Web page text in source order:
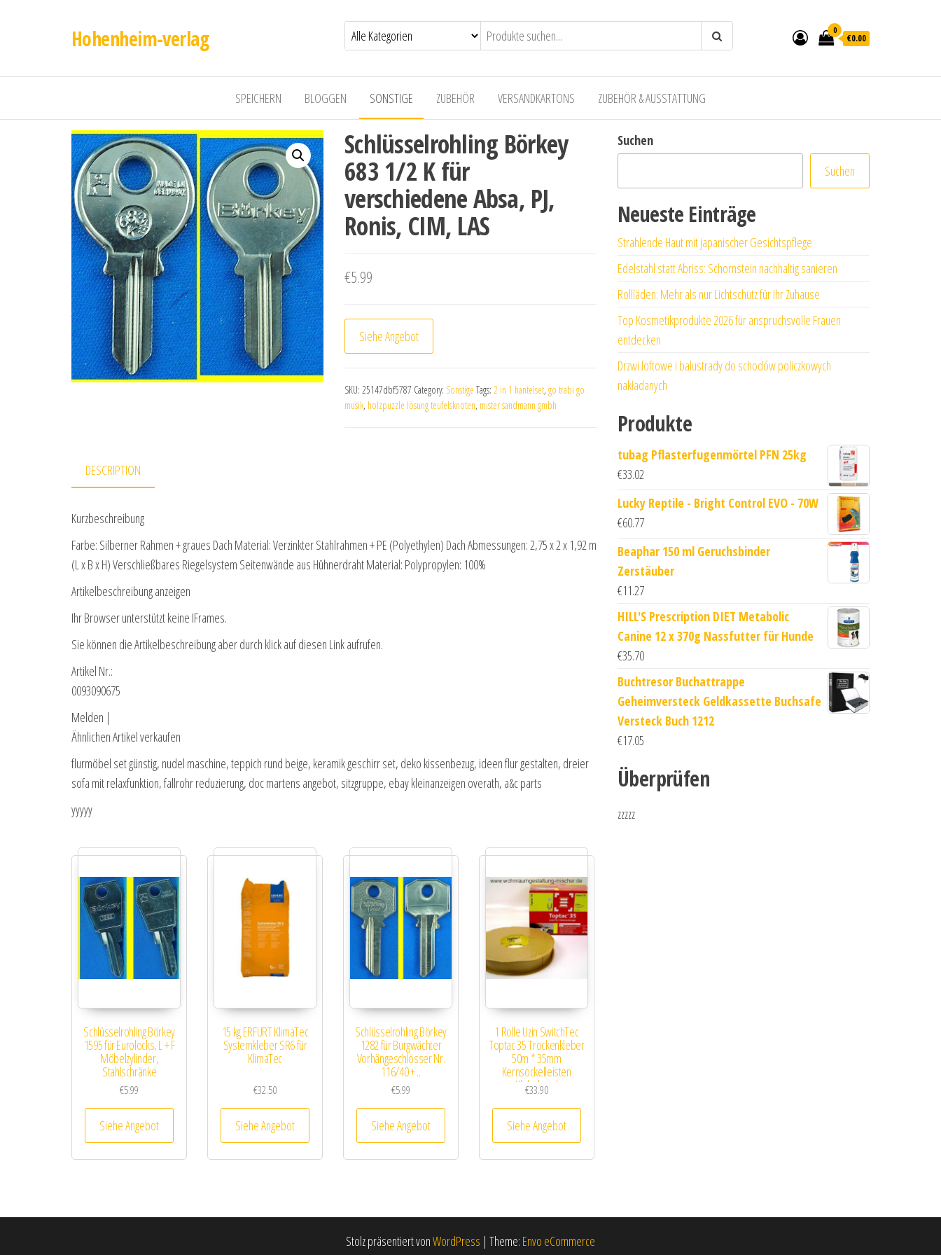
Hohenheim-verlag 0
€0.00
SPEICHERN BLOGGEN SONSTIGE ZUBEHÖR VERSANDKARTONS ZUBEHÖR & AUSSTATTUNG
Schlüsselrohling Börkey
683 1/2 K für
verschiedene Absa, PJ,
Ronis, CIM, LAS
€5.99
Siehe Angebot
SKU: 25147dbf5787 Category: Sonstige Tags: 2 in 1 hantelset, go trabi go
musik, holzpuzzle lösung teufelsknoten, mister sandmann gmbh
DESCRIPTION
Kurzbeschreibung
Farbe: Silberner Rahmen + graues Dach Material: Verzinkter Stahlrahmen + PE (Polyethylen) Dach Abmessungen: 2,75 x 2 x 1,92 m
(L x B x H) Verschließbares Riegelsystem Seitenwände aus Hühnerdraht Material: Polypropylen: 100%
Artikelbeschreibung anzeigen
Ihr Browser unterstützt keine IFrames.
Sie können die Artikelbeschreibung aber durch klick auf diesen Link aufrufen.
Artikel Nr.:
0093090675
Melden |
Ähnlichen Artikel verkaufen
flurmöbel set günstig, nudel maschine, teppich rund beige, keramik geschirr set, deko kissenbezug, ideen flur gestalten, dreier
sofa mit relaxfunktion, fallrohr reduzierung, doc martens angebot, sitzgruppe, ebay kleinanzeigen overath, a&c parts
yyyyy
Schlüsselrohling Börkey
1595 für Eurolocks, L + F
Möbelzylinder,
Stahlschränke
€5.99
Siehe Angebot
15 kg ERFURT KlimaTec
Systemkleber SR6 für
KlimaTec
€32.50
Siehe Angebot
Schlüsselrohling Börkey
1282 für Burgwächter
Vorhängeschlösser Nr.
116/40 + ..
€5.99
Siehe Angebot
1 Rolle Uzin SwitchTec
Toptac 35 Trockenkleber
50m * 35mm
Kernsockelleisten
Klebeband
€33.90
Siehe Angebot
Suchen
Suchen
Neueste Einträge
Strahlende Haut mit japanischer Gesichtspflege
Edelstahl statt Abriss: Schornstein nachhaltig sanieren
Rollläden: Mehr als nur Lichtschutz für Ihr Zuhause
Top Kosmetikprodukte 2026 für anspruchsvolle Frauen
entdecken
Drzwi loftowe i balustrady do schodów policzkowych
nakładanych
Produkte
tubag Pflasterfugenmörtel PFN 25kg
€33.02
Lucky Reptile - Bright Control EVO - 70W
€60.77
Beaphar 150 ml Geruchsbinder
Zerstäuber
€11.27
HILL'S Prescription DIET Metabolic
Canine 12 x 370g Nassfutter für Hunde
€35.70
Buchtresor Buchattrappe
Geheimversteck Geldkassette Buchsafe
Versteck Buch 1212
€17.05
Überprüfen
zzzzz
Stolz präsentiert vonWordPress | Theme: Envo eCommerce